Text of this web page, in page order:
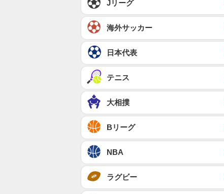
Jリーグ
海外サッカー
日本代表
テニス
大相撲
Bリーグ
NBA
ラグビー